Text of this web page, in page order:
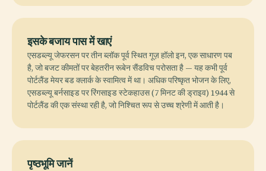
इसके बजाय पास में खाएं
एसडब्ल्यू जेफरसन पर तीन ब्लॉक पूर्व स्थित गूज़ हॉलो इन, एक साधारण पब
है, जो बजट कीमतों पर बेहतरीन रूबेन सैंडविच परोसता है — यह कभी पूर्व
पोर्टलैंड मेयर बड क्लार्क के स्वामित्व में था। अधिक परिष्कृत भोजन के लिए,
एसडब्ल्यू बर्नसाइड पर रिंगसाइड स्टेकहाउस (7 मिनट की ड्राइव) 1944 से
पोर्टलैंड की एक संस्था रही है, जो निश्चित रूप से उच्च श्रेणी में आती है।
पृष्ठभूमि जानें